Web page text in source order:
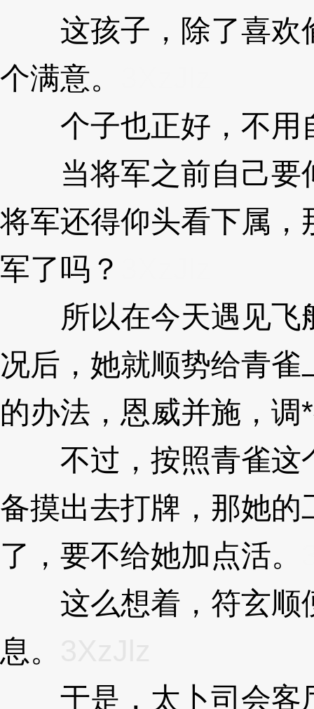
这孩子，除了喜欢
个满意。
个子也正好，不用
当将军之前自己要
将军还得仰头看下属
军了吗？
所以在今天遇见飞
况后，她就顺势给青
的办法，恩威并施，调
不过，按照青雀这
备摸出去打牌，那她的
了，要不给她加点活。
这么想着，符玄顺
息。
于是，太卜司会客